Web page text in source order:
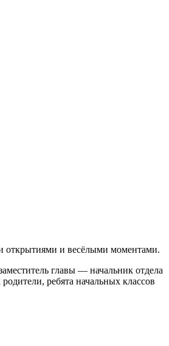
открытиями и весёлыми моментами.
главы — начальник отдела
ребята начальных классов